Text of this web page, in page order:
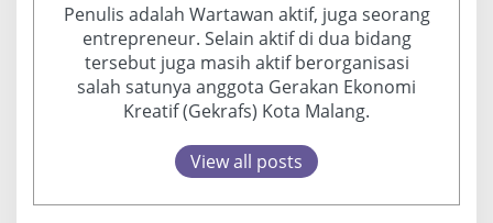
Penulis adalah Wartawan aktif, juga seorang
entrepreneur. Selain aktif di dua bidang
tersebut juga masih aktif berorganisasi
salah satunya anggota Gerakan Ekonomi
Kreatif (Gekrafs) Kota Malang.
View all posts